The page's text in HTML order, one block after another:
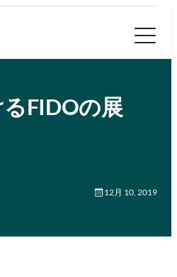
FIDOの展
12月 10, 2019